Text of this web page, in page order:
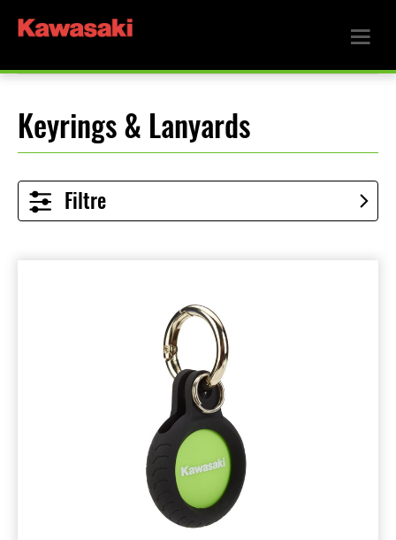
Keyrings & Lanyards
Filtre